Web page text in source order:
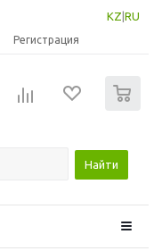
KZ RU
Регистрация
Найти